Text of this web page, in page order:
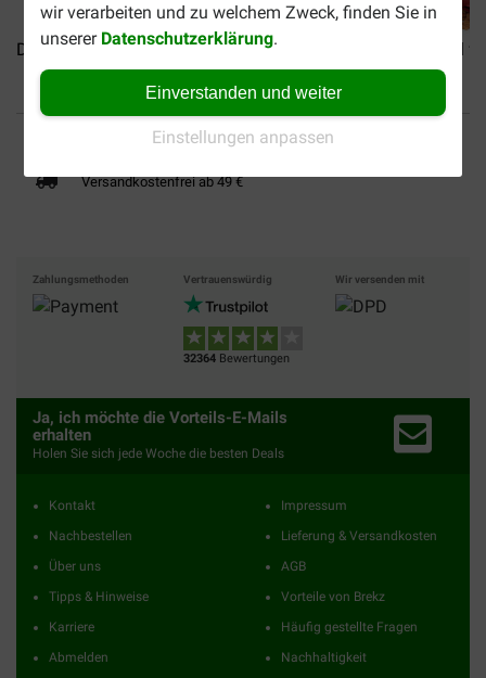
wir verarbeiten und zu welchem Zweck, finden Sie in
unserer Datenschutzerklärung.
Einverstanden und weiter
Einstellungen anpassen
Dummy 500 Gramm für Hunde Hundepfeife Snackball
Versandkostenfrei ab 49 €
Zahlungsmethoden Vertrauenswürdig
32364 Bewertungen
Wir versenden mit
Ja, ich möchte die Vorteils-E-Mails
erhalten
Holen Sie sich jede Woche die besten Deals
Kontakt
Nachbestellen
Über uns
Tipps & Hinweise
Karriere
Abmelden
Impressum
Lieferung & Versandkosten
AGB
Vorteile von Brekz
Häufig gestellte Fragen
Nachhaltigkeit